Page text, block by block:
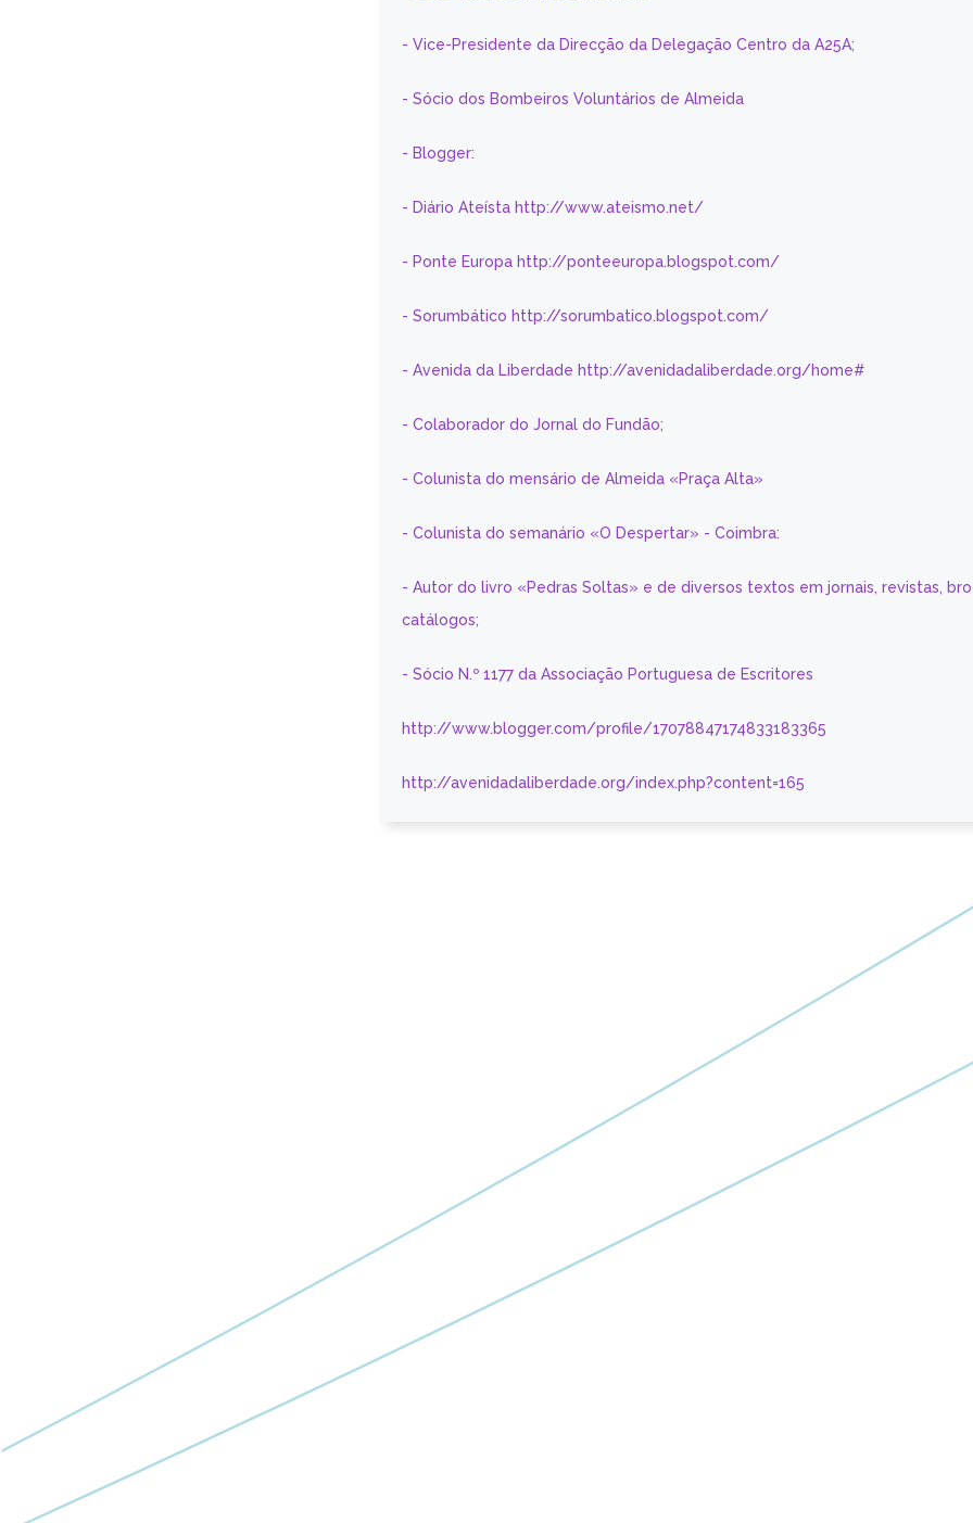
- Vice-Presidente da Direcção da Delegação Centro da A25A;
- Sócio dos Bombeiros Voluntários de Almeida
- Blogger:
- Diário Ateísta http://www.ateismo.net/
- Ponte Europa http://ponteeuropa.blogspot.com/
- Sorumbático http://sorumbatico.blogspot.com/
- Avenida da Liberdade http://avenidadaliberdade.org/home#
- Colaborador do Jornal do Fundão;
- Colunista do mensário de Almeida «Praça Alta»
- Colunista do semanário «O Despertar» - Coimbra:
- Autor do livro «Pedras Soltas» e de diversos textos em jornais, revistas,
catálogos;
- Sócio N.º 1177 da Associação Portuguesa de Escritores
http://www.blogger.com/profile/17078847174833183365
http://avenidadaliberdade.org/index.php?content=165